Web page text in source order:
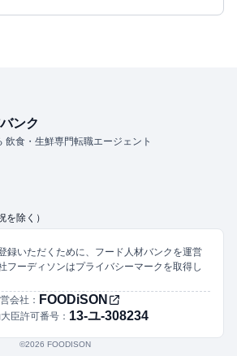
ンク
飲食・生鮮専門転職エージェント
を除く）
録いただくために、フード人材バンクを運営
フーディソンはプライバシーマークを取得し
会社： FOODiSON
臣許可番号： 13-ユ-308234
©︎2026 FOODISON